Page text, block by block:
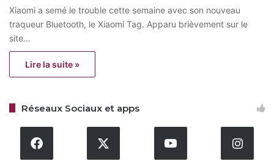
Xiaomi a semé le trouble cette semaine avec son nouveau
traqueur Bluetooth, le Xiaomi Tag. Apparu brièvement sur le
site…
Lire la suite »
Réseaux Sociaux et apps